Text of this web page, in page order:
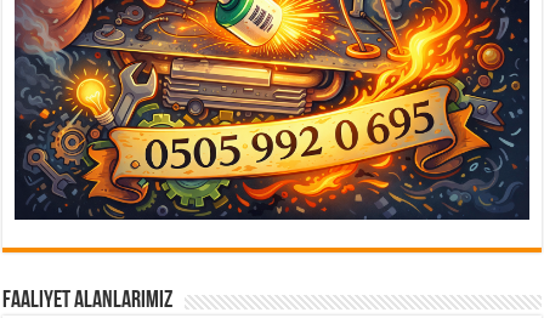
Faaliyet Alanlarımız